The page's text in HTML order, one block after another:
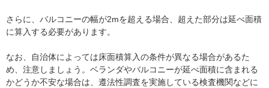
さらに、バルコニーの幅が2mを超える場合、超えた部分は延べ面積
に算入する必要があります。
なお、自治体によっては床面積算入の条件が異なる場合があるた
め、注意しましょう。ベランダやバルコニーが延べ面積に含まれる
かどうか不安な場合は、遵法性調査を実施している検査機関などに